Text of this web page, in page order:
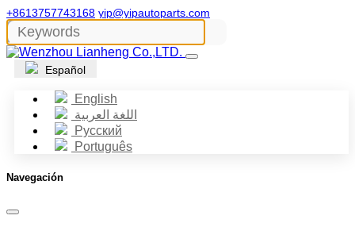
+8613757743168 yip@yipautoparts.com
Español
English
اللغة العربية
Русский
Português
Navegación